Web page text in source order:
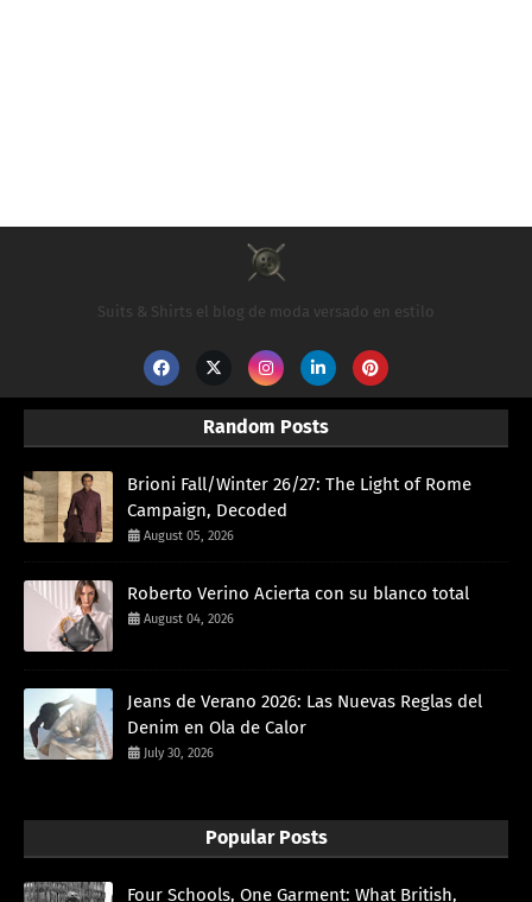
Suits & Shirts el blog de moda versado en estilo
Random Posts
Brioni Fall/Winter 26/27: The Light of Rome
Campaign, Decoded
August 05, 2026
Roberto Verino Acierta con su blanco total
August 04, 2026
Jeans de Verano 2026: Las Nuevas Reglas del
Denim en Ola de Calor
July 30, 2026
Popular Posts
Four Schools, One Garment: What British,